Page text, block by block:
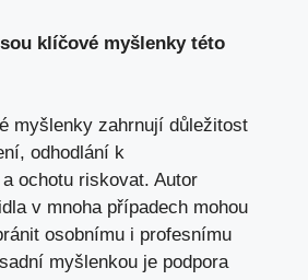
klíčové myšlenky této
myšlenky zahrnují důležitost
odhodlání k
ochotu riskovat. Autor
v mnoha případech mohou
osobnímu i profesnímu
myšlenkou je podpora